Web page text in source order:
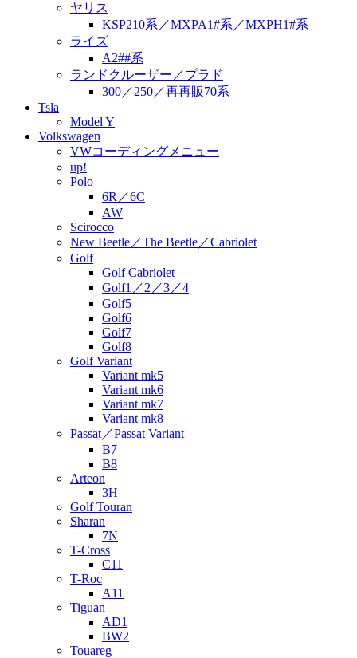
ヤリス
KSP210系／MXPA1#系／MXPH1#系
ライズ
A2##系
ランドクルーザー／プラド
300／250／再再販70系
Tsla
Model Y
Volkswagen
VWコーディングメニュー
up!
Polo
6R／6C
AW
Scirocco
New Beetle／The Beetle／Cabriolet
Golf
Golf Cabriolet
Golf1／2／3／4
Golf5
Golf6
Golf7
Golf8
Golf Variant
Variant mk5
Variant mk6
Variant mk7
Variant mk8
Passat／Passat Variant
B7
B8
Arteon
3H
Golf Touran
Sharan
7N
T-Cross
C11
T-Roc
A11
Tiguan
AD1
BW2
Touareg